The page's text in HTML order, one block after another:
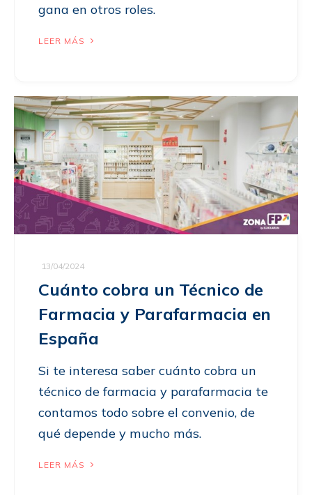
gana en otros roles.
LEER MÁS
13/04/2024
Cuánto cobra un Técnico de
Farmacia y Parafarmacia en
España
Si te interesa saber cuánto cobra un
técnico de farmacia y parafarmacia te
contamos todo sobre el convenio, de
qué depende y mucho más.
LEER MÁS